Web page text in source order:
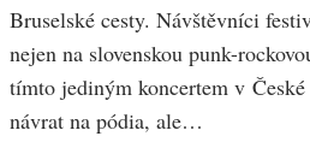
Bruselské cesty. Návštěvníci
nejen na slovenskou punk-
tímto jediným koncertem v
návrat na pódia, ale…